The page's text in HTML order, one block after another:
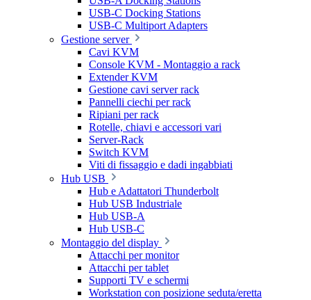
USB-C Docking Stations
USB-C Multiport Adapters
Gestione server
Cavi KVM
Console KVM - Montaggio a rack
Extender KVM
Gestione cavi server rack
Pannelli ciechi per rack
Ripiani per rack
Rotelle, chiavi e accessori vari
Server-Rack
Switch KVM
Viti di fissaggio e dadi ingabbiati
Hub USB
Hub e Adattatori Thunderbolt
Hub USB Industriale
Hub USB-A
Hub USB-C
Montaggio del display
Attacchi per monitor
Attacchi per tablet
Supporti TV e schermi
Workstation con posizione seduta/eretta